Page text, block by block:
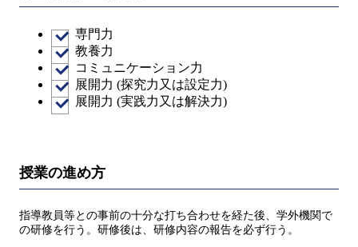
専門力
教養力
コミュニケーション力
展開力 (探究力又は設定力)
展開力 (実践力又は解決力)
授業の進め方
指導教員等との事前の十分な打ち合わせを経た後、学外機関で
の研修を行う。研修後は、研修内容の報告を必ず行う。